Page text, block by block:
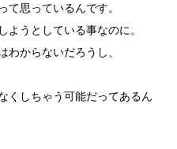
て思っているんです。
ようとしている事なのに。
わからないだろうし、
くしちゃう可能だってあるん